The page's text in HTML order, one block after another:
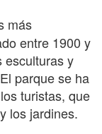
más
entre 1900 y
esculturas y
parque se ha
turistas, que
los jardines.